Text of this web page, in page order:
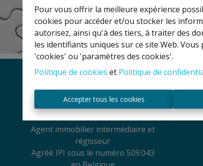
Pour vous offrir la meilleure expérience
cookies pour accéder et/ou stocker les
autorisez, ainsi qu'à des tiers, à traiter des
les identifiants uniques sur ce site Web.
'cookies' ou 'paramètres des cookies'.
Politique de cookies et Politique de
Accepter tous les cookies
Mentions légales
Titulaire IPI: David GUNEL
Agent immobilier intermédiaire et
régisseur
Agréé IPI sous le numéro 509.043